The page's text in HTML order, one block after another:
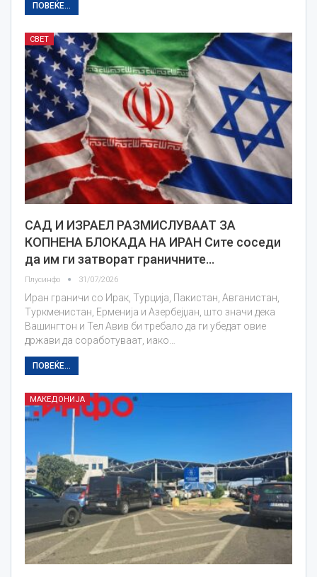
ПОВЕЌЕ...
СВЕТ
САД И ИЗРАЕЛ РАЗМИСЛУВААТ ЗА
КОПНЕНА БЛОКАДА НА ИРАН Сите соседи
да им ги затворат граничните…
Плусинфо 31/07/2026
Иран граничи со Ирак, Турција, Пакистан, Авганистан,
Туркменистан, Ерменија и Азербејџан, што значи дека
Вашингтон и Тел Авив би требало да ги убедат овие
држави да соработуваат, иако…
ПОВЕЌЕ...
МАКЕДОНИЈА